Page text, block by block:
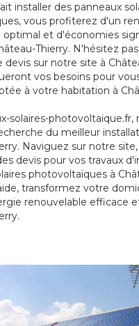
installer des panneaux
vous profiterez d'un
et d'économies
Thierry. N'hésitez
devis sur notre site à
vos besoins pour
à votre habitation à
solaires-photovoltaique.fr,
du meilleur
Naviguez sur notre
devis pour vos travaux
photovoltaïques à
transformez votre
renouvelable efficace